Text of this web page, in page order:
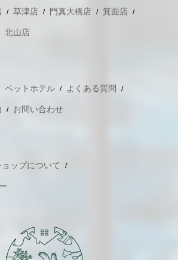
草津店 門真大橋店 箕面店
北山店
ペットホテル よくある質問
お問い合わせ
ップについて